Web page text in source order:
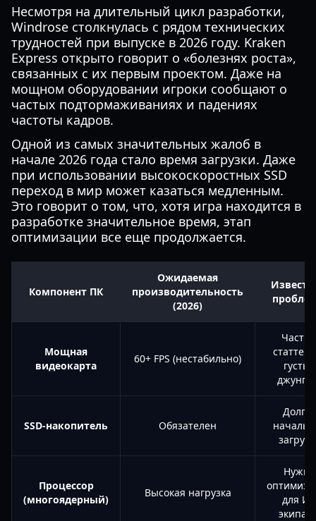
Несмотря на длительный цикл разработки,
Windrose столкнулась с рядом технических
трудностей при выпуске в 2026 году. Kraken
Express открыто говорит о «болезнях роста»,
связанных с их первым проектом. Даже на
мощном оборудовании игроки сообщают о
частых подтормаживаниях и падениях
частоты кадров.
Одной из самых значительных жалоб в
начале 2026 года стало время загрузки. Даже
при использовании высокоскоростных SSD
переход в мир может казаться медленным.
Это говорит о том, что, хотя игра находится в
разработке значительное время, этап
оптимизации все еще продолжается.
Компонент ПК
Ожидаемая
производительность
(2026)
Мощная
видеокарта
60+ FPS (нестабильно)
густых
SSD-накопитель Обязателен
Долгая
Процессор
(многоядерный)
Высокая нагрузка
Нужна
для